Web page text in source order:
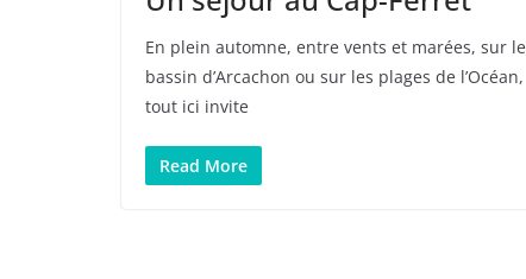
En plein automne, entre vents et marées, sur le
bassin d’Arcachon ou sur les plages de l’Océan,
tout ici invite
Read More